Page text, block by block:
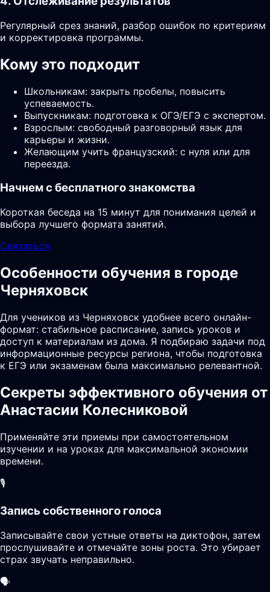
Регулярный срез знаний, разбор ошибок по критериям
и корректировка программы.
Кому это подходит
Школьникам: закрыть пробелы, повысить
успеваемость.
Выпускникам: подготовка к ОГЭ/ЕГЭ с экспертом.
Взрослым: свободный разговорный язык для
карьеры и жизни.
Желающим учить французский: с нуля или для
переезда.
Начнем с бесплатного знакомства
Короткая беседа на 15 минут для понимания целей и
выбора лучшего формата занятий.
Связаться
Особенности обучения в городе
Черняховск
Для учеников из Черняховск удобнее всего онлайн-
формат: стабильное расписание, запись уроков и
доступ к материалам из дома. Я подбираю задачи под
информационные ресурсы региона, чтобы подготовка
к ЕГЭ или экзаменам была максимально релевантной.
Секреты эффективного обучения от
Анастасии Колесниковой
Применяйте эти приемы при самостоятельном
изучении и на уроках для максимальной экономии
времени.
🎙️
Запись собственного голоса
Записывайте свои устные ответы на диктофон, затем
прослушивайте и отмечайте зоны роста. Это убирает
страх звучать неправильно.
🗣️